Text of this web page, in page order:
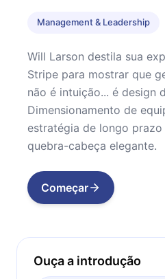
Management & Leadership
Will Larson destila sua
Stripe para mostrar que
não é intuição... é design
Dimensionamento de
estratégia de longo
quebra-cabeça elegante.
Começar
Ouça a introdução